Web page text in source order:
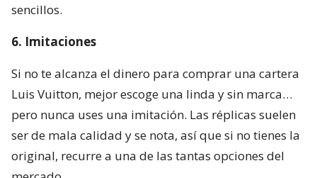
sencillos.
6. Imitaciones
Si no te alcanza el dinero para comprar una cartera
Luis Vuitton, mejor escoge una linda y sin marca…
pero nunca uses una imitación. Las réplicas suelen
ser de mala calidad y se nota, así que si no tienes la
original, recurre a una de las tantas opciones del